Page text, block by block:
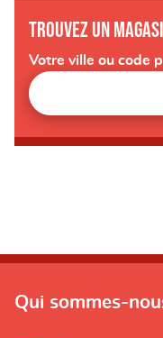
Trouvez un
Votre ville ou code
Qui sommes-